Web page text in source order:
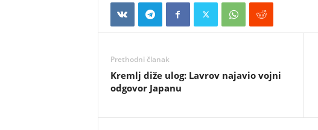
Prethodni članak
Kremlj diže ulog: Lavrov najavio vojni
odgovor Japanu